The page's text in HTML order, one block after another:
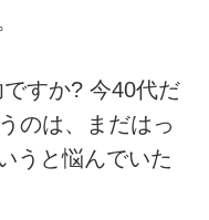
すか? 今40代だ
のは、まだはっ
うと悩んでいた